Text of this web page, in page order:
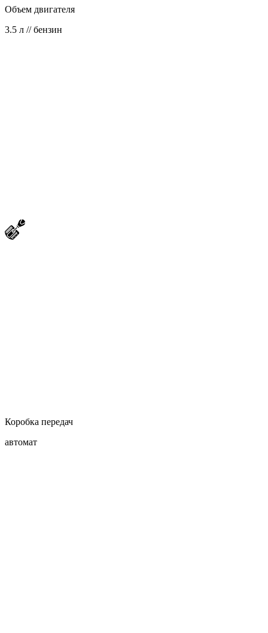
Объем двигателя
3.5 л // бензин
Коробка передач
автомат